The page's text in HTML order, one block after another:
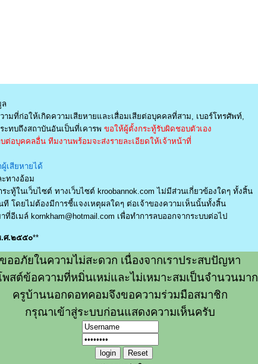
มที่ก่อให้เกิดความเสียหายและเสื่อมเสียต่อบุคคลที่สาม, เบอร์โทรศัพท์,
ทบถึงสถาบันอันเป็นที่เคารพ ขอให้ผู้ตั้งกระทู้รับผิดชอบตัวเอง
อบุคคลอื่น ทีมงานพร้อมจะส่งรายละเอียดให้เจ้าหน้าที่
เสียหายได้
ทางอ้อม
ทู้ในเว็บไซต์ ทางเว็บไซต์ kroobannok.com ไม่มีส่วนเกี่ยวข้องใดๆ ทั้งสิ้น
โดยไม่ต้องมีการชี้แจงเหตุผลใดๆ ต่อเจ้าของความเห็นนั้นทั้งสิ้น
ที่อีเมล์ kornkham@hotmail.com เพื่อทำการลบออกจากระบบต่อไป
.ศ.๒๕๕๐**
ขออภัยในความไม่สะดวก เนื่องจากเราประสบปัญหา
พสต์ข้อความที่หมิ่นเหม่และไม่เหมาะสมเป็นจำนวนมาก
ครูบ้านนอกดอทคอมจึงขอความร่วมมือสมาชิก
กรุณาเข้าสู่ระบบก่อนแสดงความเห็นครับ